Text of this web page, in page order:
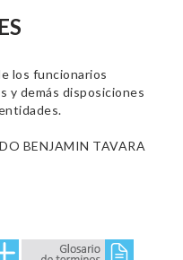
los funcionarios
y demás disposiciones
BENJAMIN TAVARA